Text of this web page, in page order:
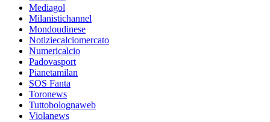
Mediagol
Milanistichannel
Mondoudinese
Notiziecalciomercato
Numericalcio
Padovasport
Pianetamilan
SOS Fanta
Toronews
Tuttobolognaweb
Violanews